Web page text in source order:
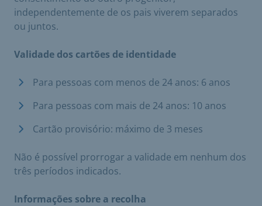
independentemente de os pais viverem separados
ou juntos.
Validade dos cartões de identidade
Para pessoas com menos de 24 anos: 6 anos
Para pessoas com mais de 24 anos: 10 anos
Cartão provisório: máximo de 3 meses
Não é possível prorrogar a validade em nenhum dos
três períodos indicados.
Informações sobre a recolha